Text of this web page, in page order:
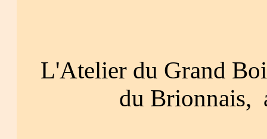
L'Atelier du Grand
du Brionnais,